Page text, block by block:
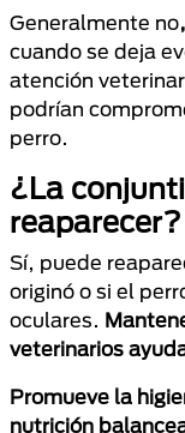
Generalmente no
cuando se deja
atención
podrían
perro.
¿La
reaparecer?
Sí, puede
originó o si el
oculares.
veterinarios
Promueve la
nutrición